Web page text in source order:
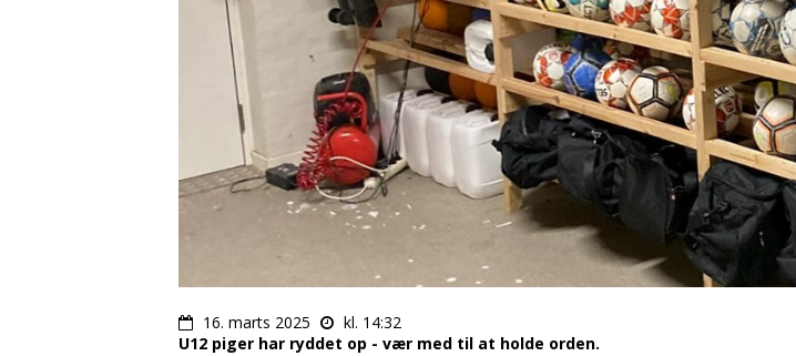
16. marts 2025
kl. 14:32
U12 piger har ryddet op - vær med til at holde orden.